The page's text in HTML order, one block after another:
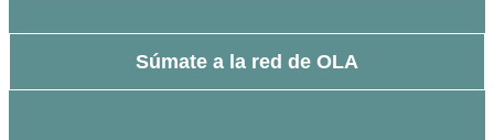
Súmate a la red de OLA